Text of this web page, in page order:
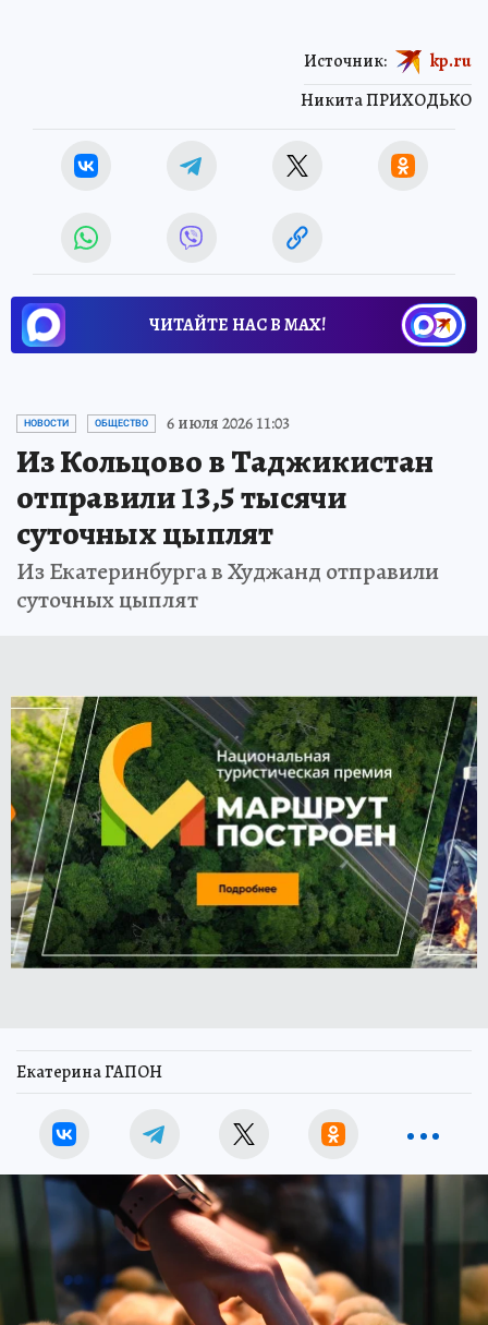
Никита ПРИХОДЬКО
Источник: kp.ru
ЧИТАЙТЕ НАС В МАХ!
НОВОСТИ ОБЩЕСТВО 6 июля 2026 11:03
Из Кольцово в Таджикистан
отправили 13,5 тысячи
суточных цыплят
Из Екатеринбурга в Худжанд отправили
суточных цыплят
Екатерина ГАПОН